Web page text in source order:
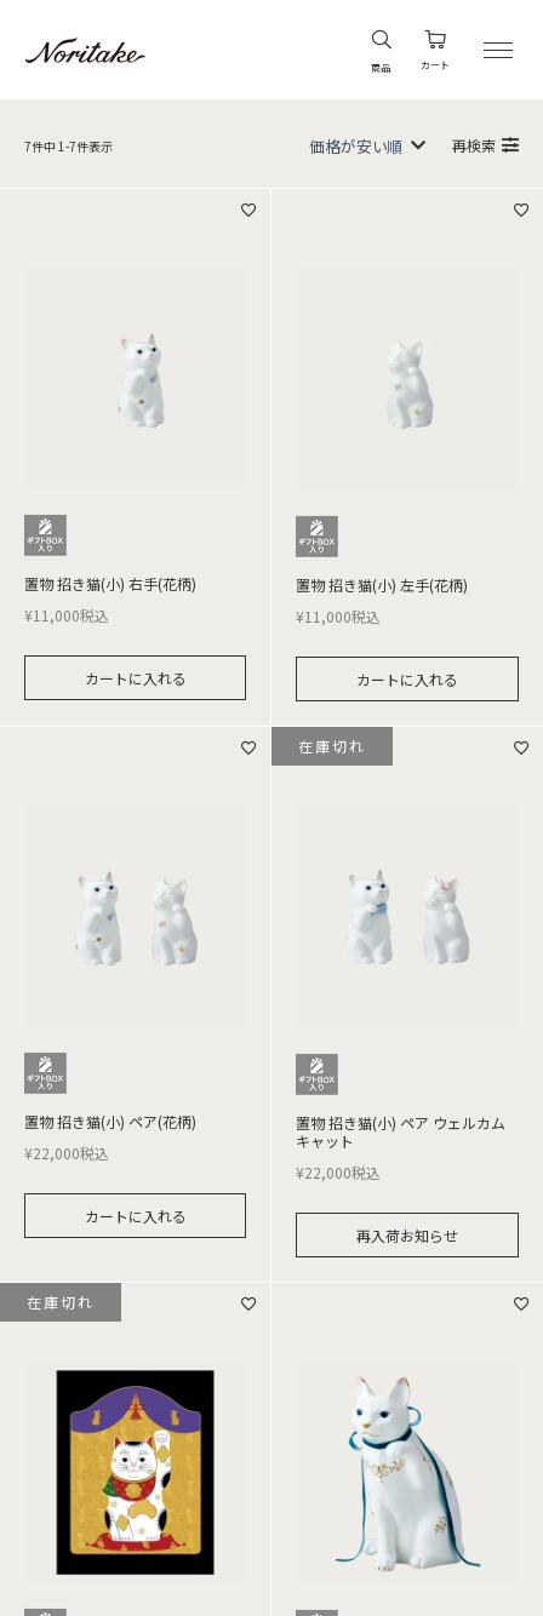
商品 カート
7件中 1 -7件表示 再検索
置物 招き猫(小) 右手(花柄)
¥11,000税込
カートに入れる
置物 招き猫(小) 左手(花柄)
¥11,000税込
カートに入れる
置物 招き猫(小) ペア(花柄)
¥22,000税込
カートに入れる
置物 招き猫(小) ペア ウェルカム
キャット
¥22,000税込
再入荷お知らせ
在庫切れ
在庫切れ